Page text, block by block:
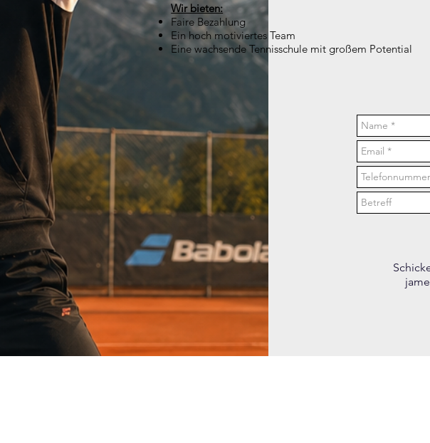
Wir bieten:
Faire Bezahlung
Ein hoch motiviertes Team
Eine wachsende Tennisschule mit großem Potential